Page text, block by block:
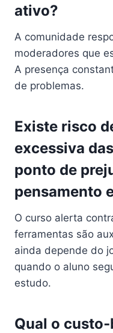
ativo?
A comunidade
moderadores que
A presença
de problemas.
Existe risco
excessiva
ponto de
pensamento
O curso alerta
ferramentas são
ainda depende do
quando o aluno
estudo.
Qual o